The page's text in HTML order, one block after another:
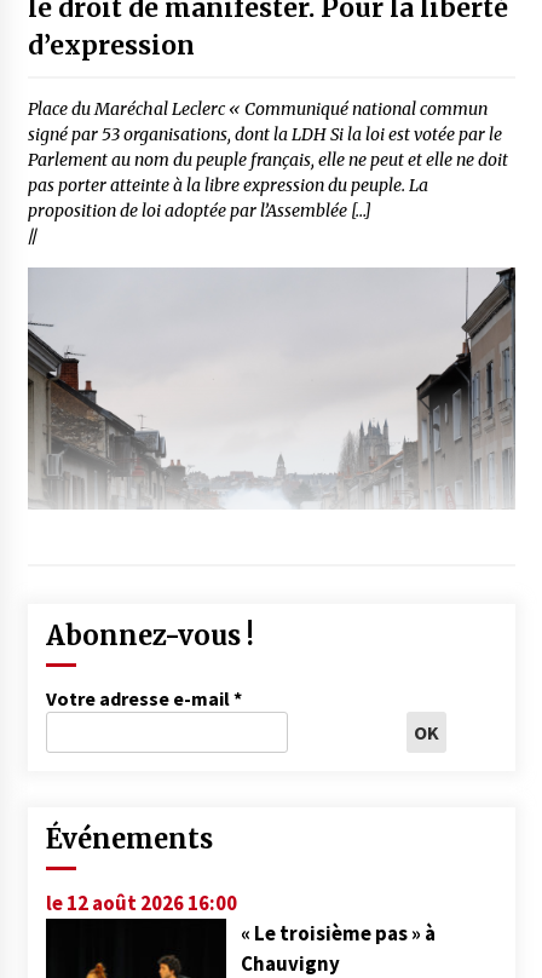
le droit de manifester. Pour la liberté
d’expression
Place du Maréchal Leclerc « Communiqué national commun
signé par 53 organisations, dont la LDH Si la loi est votée par le
Parlement au nom du peuple français, elle ne peut et elle ne doit
pas porter atteinte à la libre expression du peuple. La
proposition de loi adoptée par l’Assemblée […]
//
Abonnez-vous !
Votre adresse e-mail*
Événements
le 12 août 2026 16:00
« Le troisième pas » à
Chauvigny